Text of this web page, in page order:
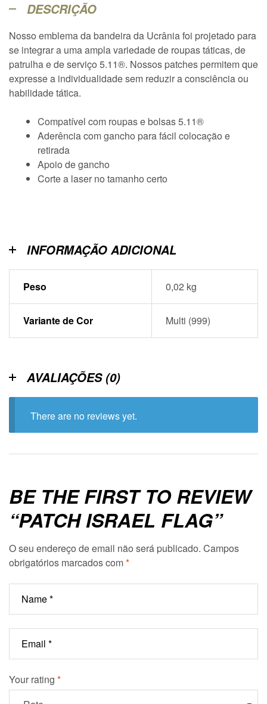
DESCRIÇÃO
Nosso emblema da bandeira da Ucrânia foi projetado para
se integrar a uma ampla variedade de roupas táticas, de
patrulha e de serviço 5.11®. Nossos patches permitem que
expresse a individualidade sem reduzir a consciência ou
habilidade tática.
Compatível com roupas e bolsas 5.11®
Aderência com gancho para fácil colocação e
retirada
Apoio de gancho
Corte a laser no tamanho certo
INFORMAÇÃO ADICIONAL
Peso 0,02 kg
Variante de Cor Multi (999)
AVALIAÇÕES (0)
There are no reviews yet.
BE THE FIRST TO REVIEW
“PATCH ISRAEL FLAG”
O seu endereço de email não será publicado. Campos
obrigatórios marcados com*
Your rating *